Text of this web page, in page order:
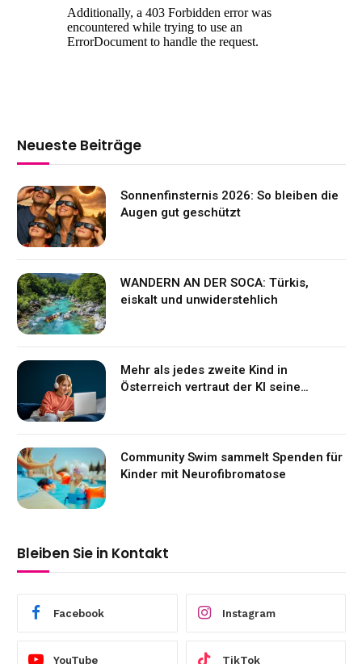
Neueste Beiträge
Sonnenfinsternis 2026: So bleiben die
Augen gut geschützt
WANDERN AN DER SOCA: Türkis,
eiskalt und unwiderstehlich
Mehr als jedes zweite Kind in
Österreich vertraut der KI seine
Community Swim sammelt Spenden für
Kinder mit Neurofibromatose
Bleiben Sie in Kontakt
Facebook Instagram
YouTube TikTok